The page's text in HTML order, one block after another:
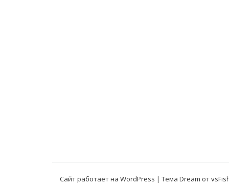
Сайт работает на WordPress | Тема Dream от